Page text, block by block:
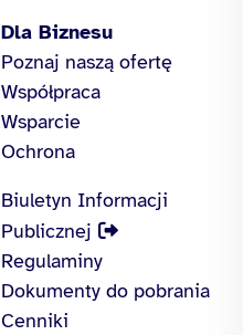
Dla Biznesu
Poznaj naszą ofertę
Współpraca
Wsparcie
Ochrona
Biuletyn Informacji
Publicznej
Regulaminy
Dokumenty do pobrania
Cenniki